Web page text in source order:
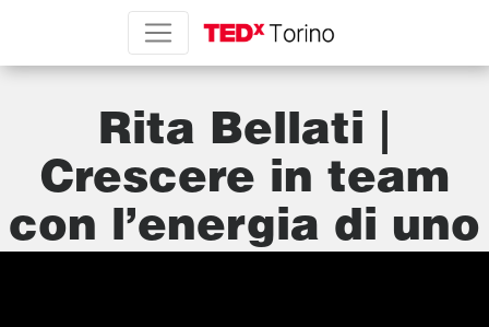
Rita Bellati |
Crescere in team
con l’energia di uno